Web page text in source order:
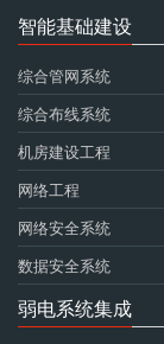
智能基础建设
综合管网系统
综合布线系统
机房建设工程
网络工程
网络安全系统
数据安全系统
弱电系统集成